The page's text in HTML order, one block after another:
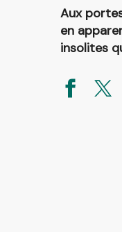
Aux
en
insolites